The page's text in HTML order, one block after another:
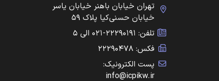
تهران خیابان باهنر خیابان یاسر
خیابان حسنی‌کیا پلاک ۵۹
تلفن: ۲۲۲۹۰۱۹۱-۰۲۱ الی ۵
فکس: ۲۲۲۹۰۴۷۸
پست الکترونیک:
info@icpikw.ir